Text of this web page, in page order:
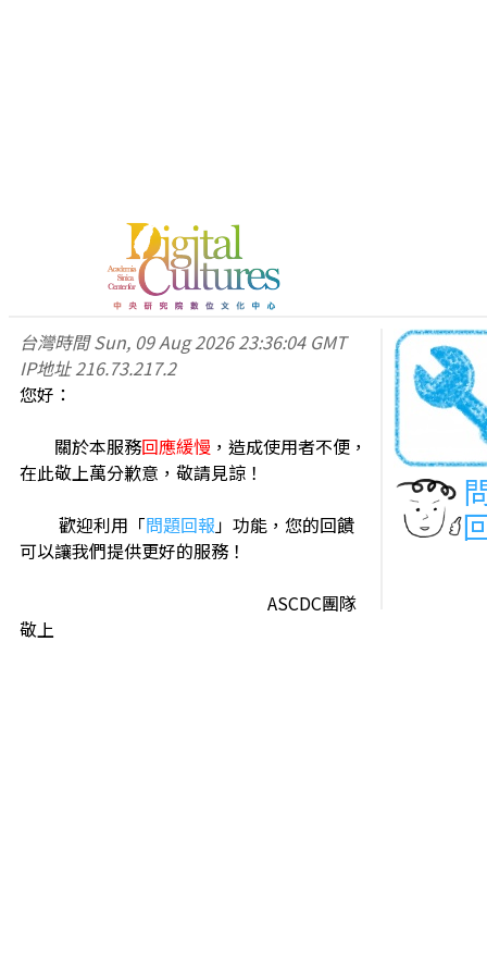
台灣時間Sun, 09 Aug 2026 23:36:04 GMT
IP地址216.73.217.2
您好：
關於本服務回應緩慢 ，造成使用者不便，
在此敬上萬分歉意，敬請見諒！
歡迎利用「問題回報」功能，您的回饋
可以讓我們提供更好的服務！
ASCDC團隊
敬上